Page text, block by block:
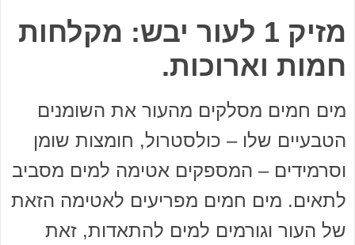
מזיק 1 לעור יבש: מקלחות
חמות וארוכות.
מים חמים מסלקים מהעור את השומנים
הטבעיים שלו – כולסטרול, חומצות שומן
וסרמידים – המספקים אטימה למים מסביב
לתאים. מים חמים מפריעים לאטימה הזאת
של העור וגורמים למים להתאדות, זאת